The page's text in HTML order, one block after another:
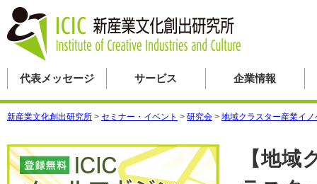
代表メッセージ サービス 企業情報
新産業文化創出研究所 > セミナー・イベント > 研究会 > 地域クラスター産業イ
【地